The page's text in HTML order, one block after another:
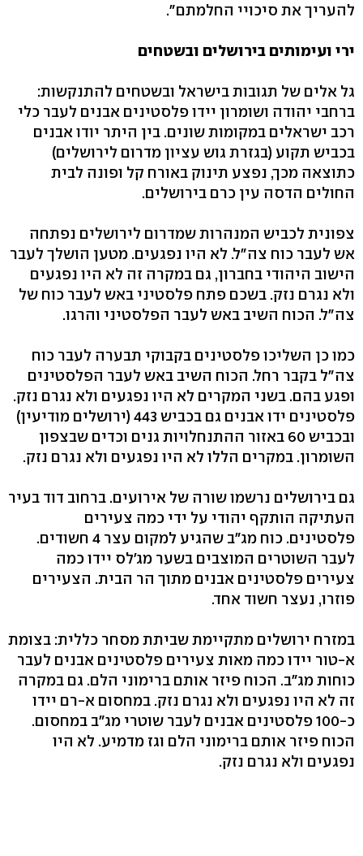
להעריך את סיכויי החלמתם".
ירי ועימותים בירושלים ובשטחים
גל אלים של תגובות בישראל ובשטחים להתנקשות:
ברחבי יהודה ושומרון יידו פלסטינים אבנים לעבר כלי
רכב ישראלים במקומות שונים. בין היתר יודו אבנים
בכביש תקוע (בגזרת גוש עציון מדרום לירושלים)
כתוצאה מכך, נפצע תינוק באורח קל ופונה לבית
החולים הדסה עין כרם בירושלים.
צפונית לכביש המנהרות שמדרום לירושלים נפתחה
אש לעבר כוח צה"ל. לא היו נפגעים. מטען הושלך לעבר
הישוב היהודי בחברון, גם במקרה זה לא היו נפגעים
ולא נגרם נזק. בשכם פתח פלסטיני באש לעבר כוח של
צה"ל. הכוח השיב באש לעבר הפלסטיני והרגו.
כמו כן השליכו פלסטינים בקבוקי תבערה לעבר כוח
צה"ל בקבר רחל. הכוח השיב באש לעבר הפלסטינים
ופגע בהם. בשני המקרים לא היו נפגעים ולא נגרם נזק.
פלסטינים ידו אבנים גם בכביש 443 (ירושלים מודיעין)
ובכביש 60 באזור ההתנחלויות גנים וכדים שבצפון
השומרון. במקרים הללו לא היו נפגעים ולא נגרם נזק.
גם בירושלים נרשמו שורה של אירועים. ברחוב דוד בעיר
העתיקה הותקף יהודי על ידי כמה צעירים
פלסטינים. כוח מג"ב שהגיע למקום עצר 4 חשודים.
לעבר השוטרים המוצבים בשער מג'לס יידו כמה
צעירים פלסטינים אבנים מתוך הר הבית. הצעירים
פוזרו, נעצר חשוד אחד.
במזרח ירושלים מתקיימת שביתת מסחר כללית: בצומת
א-טור יידו כמה מאות צעירים פלסטינים אבנים לעבר
כוחות מג"ב. הכוח פיזר אותם ברימוני הלם. גם במקרה
זה לא היו נפגעים ולא נגרם נזק. במחסום א-רם יידו
כ-100 פלסטינים אבנים לעבר שוטרי מג"ב במחסום.
הכוח פיזר אותם ברימוני הלם וגז מדמיע. לא היו
נפגעים ולא נגרם נזק.